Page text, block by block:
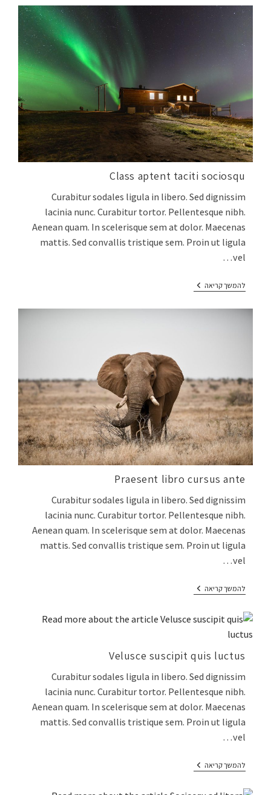
Class aptent taciti sociosqu
Curabitur sodales ligula in libero. Sed dignissim
lacinia nunc. Curabitur tortor. Pellentesque nibh.
Aenean quam. In scelerisque sem at dolor. Maecenas
mattis. Sed convallis tristique sem. Proin ut ligula
vel…
להמשך קריאה
Praesent libro cursus ante
Curabitur sodales ligula in libero. Sed dignissim
lacinia nunc. Curabitur tortor. Pellentesque nibh.
Aenean quam. In scelerisque sem at dolor. Maecenas
mattis. Sed convallis tristique sem. Proin ut ligula
vel…
להמשך קריאה
Velusce suscipit quis luctus
Curabitur sodales ligula in libero. Sed dignissim
lacinia nunc. Curabitur tortor. Pellentesque nibh.
Aenean quam. In scelerisque sem at dolor. Maecenas
mattis. Sed convallis tristique sem. Proin ut ligula
vel…
להמשך קריאה